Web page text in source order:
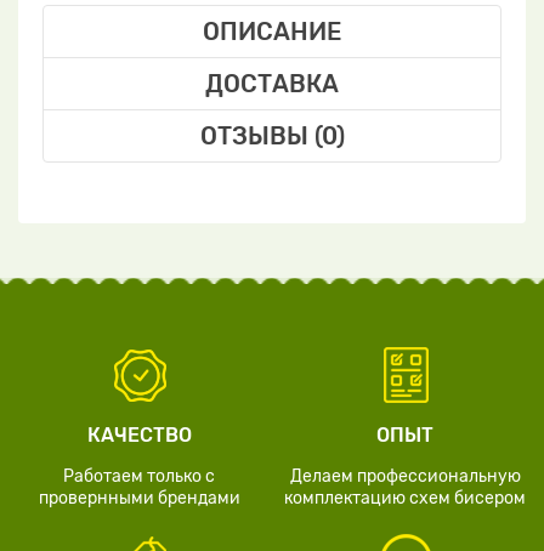
ОПИСАНИЕ
ДОСТАВКА
ОТЗЫВЫ (0)
КАЧЕСТВО
Работаем только с
провернными брендами
ОПЫТ
Делаем профессиональную
комплектацию схем бисером